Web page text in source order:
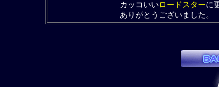
カッコいい ロードスターに
ありがとうございました。